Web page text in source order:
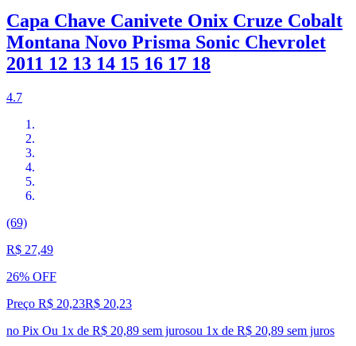
Capa Chave Canivete Onix Cruze Cobalt
Montana Novo Prisma Sonic Chevrolet
2011 12 13 14 15 16 17 18
4.7
(69)
R$ 27,49
26% OFF
Preço R$ 20,23R$ 20,23
no Pix Ou 1x de R$ 20,89 sem jurosou 1x de R$ 20,89 sem juros